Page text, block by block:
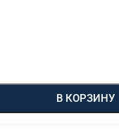
В КОРЗИНУ